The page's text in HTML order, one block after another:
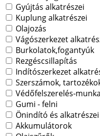
Gyújtás alkatrészei
Kuplung alkatrészei
Olajozás
Vágószerkezet
Burkolatok,fogantyúk
Rezgéscsillapítás
Indítószerkezet
Szerszámok,
Védőfelszerelés-
Gumi - felni
Önindító és alkatrészei
Akkumulátorok